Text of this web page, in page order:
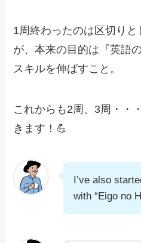
1周終わったのは区切り
が、本来の目的は『英語
スキルを伸ばすこと。
これからも2周、3周・・
きます！💪
I’ve also
with “Eigo no